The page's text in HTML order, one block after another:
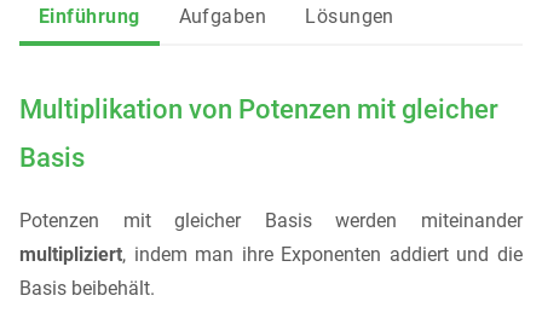
Einführung Aufgaben Lösungen
Multiplikation von Potenzen mit gleicher
Basis
Potenzen mit gleicher Basis werden miteinander
multipliziert, indem man ihre Exponenten addiert und die
Basis beibehält.